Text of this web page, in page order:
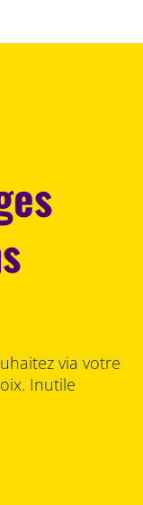
via votre
Inutile